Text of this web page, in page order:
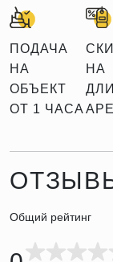
ПОДАЧА
НА
ОБЪЕКТ
ОТ 1 ЧАСА
НА
Общий рейтинг